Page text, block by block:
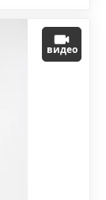
видео